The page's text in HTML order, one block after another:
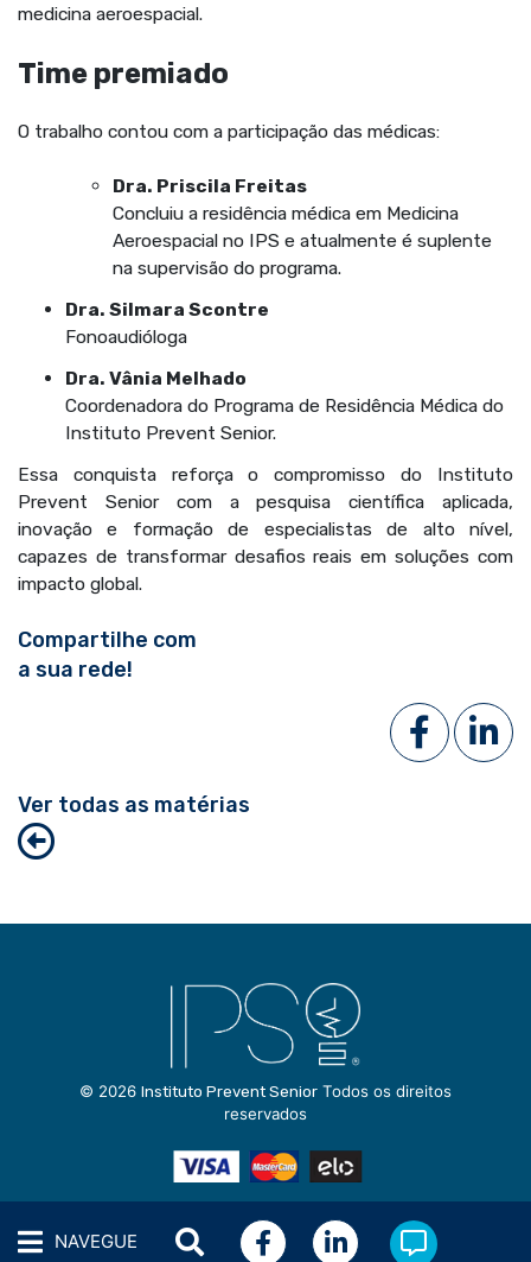
NAVEGUE
medicina aeroespacial.
Time premiado
O trabalho contou com a participação das médicas:
Dra. Priscila Freitas
Concluiu a residência médica em Medicina
Aeroespacial no IPS e atualmente é suplente
na supervisão do programa.
Dra. Silmara Scontre
Fonoaudióloga
Dra. Vânia Melhado
Coordenadora do Programa de Residência Médica do
Instituto Prevent Senior.
Essa conquista reforça o compromisso do Instituto
Prevent Senior com a pesquisa científica aplicada,
inovação e formação de especialistas de alto nível,
capazes de transformar desafios reais em soluções com
impacto global.
Compartilhe com
a sua rede!
Ver todas as matérias
© 2026 Instituto Prevent Senior Todos os direitos
reservados